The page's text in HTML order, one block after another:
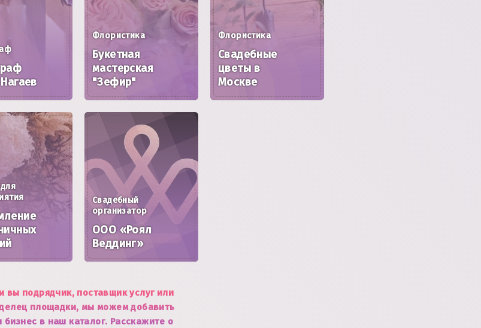
Флористика
Букетная
мастерская
"Зефир"
Флористика
Свадебные
цветы в
Москве
Свадебный
организатор
ООО «Роял
Веддинг»
вы подрядчик, поставщик услуг или
площадки, мы можем добавить
бизнес в наш каталог. Расскажите о